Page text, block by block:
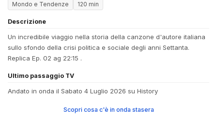
Mondo e Tendenze 120 min
Descrizione
Un incredibile viaggio nella storia della canzone d'autore italiana
sullo sfondo della crisi politica e sociale degli anni Settanta.
Replica Ep. 02 ag 22:15 .
Ultimo passaggio TV
Andato in onda il Sabato 4 Luglio 2026 su History
Scopri cosa c'è in onda stasera